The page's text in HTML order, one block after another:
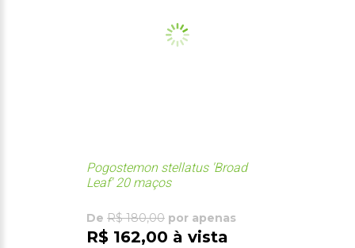
Pogostemon stellatus 'Broad
Leaf' 20 maços
De R$ 180,00 por apenas
R$ 162,00 à vista